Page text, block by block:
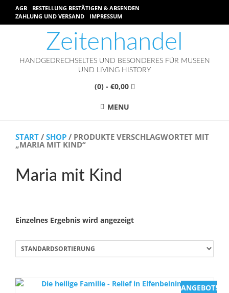
AGB
BESTELLUNG BESTÄTIGEN & ABSENDEN
ZAHLUNG UND VERSAND
IMPRESSUM
Zeitenhandel
HANDGEDRECHSELTES UND BESONDERES FÜR MUSEEN
UND LIVING HISTORY
(0)- €0,00
MENU
START / SHOP / PRODUKTE VERSCHLAGWORTET MIT
„MARIA MIT KIND“
Maria mit Kind
Einzelnes Ergebnis wird angezeigt
ANGEBOT!